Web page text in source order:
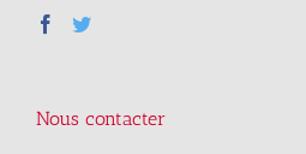
Nous contacter